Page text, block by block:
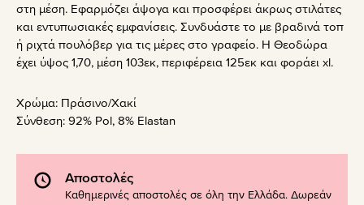
στη μέση. Εφαρμόζει άψογα και προσφέρει άκρως στιλάτες
και εντυπωσιακές εμφανίσεις. Συνδυάστε το με βραδινά τοπ
ή ριχτά πουλόβερ για τις μέρες στο γραφείο. Η Θεοδώρα
έχει ύψος 1,70, μέση 103εκ, περιφέρεια 125εκ και φοράει xl.
Χρώμα: Πράσινο/Χακί
Σύνθεση: 92% Pol, 8% Elastan
Αποστολές
Καθημερινές αποστολές σε όλη την Ελλάδα. Δωρεάν